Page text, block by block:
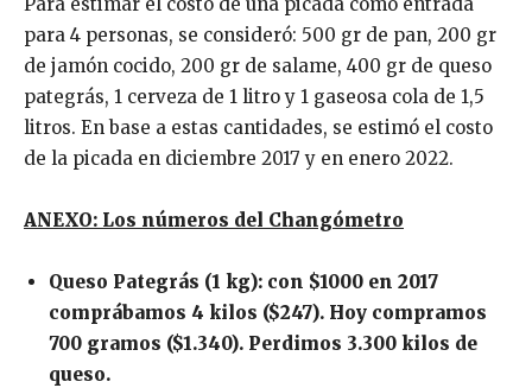
Para estimar el costo de una picada como entrada
para 4 personas, se consideró: 500 gr de pan, 200 gr
de jamón cocido, 200 gr de salame, 400 gr de queso
pategrás, 1 cerveza de 1 litro y 1 gaseosa cola de 1,5
litros. En base a estas cantidades, se estimó el costo
de la picada en diciembre 2017 y en enero 2022.
ANEXO: Los números del Changómetro
Queso Pategrás (1 kg): con $1000 en 2017
comprábamos 4 kilos ($247). Hoy compramos
700 gramos ($1.340). Perdimos 3.300 kilos de
queso.